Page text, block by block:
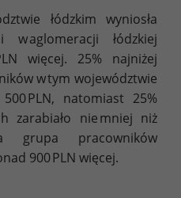
łódzkim wyniosła
w aglomeracji łódzkiej
więcej. 25% najniżej
w tym województwie
PLN, natomiast 25%
zarabiało nie mniej niż
grupa pracowników
900 PLN więcej.